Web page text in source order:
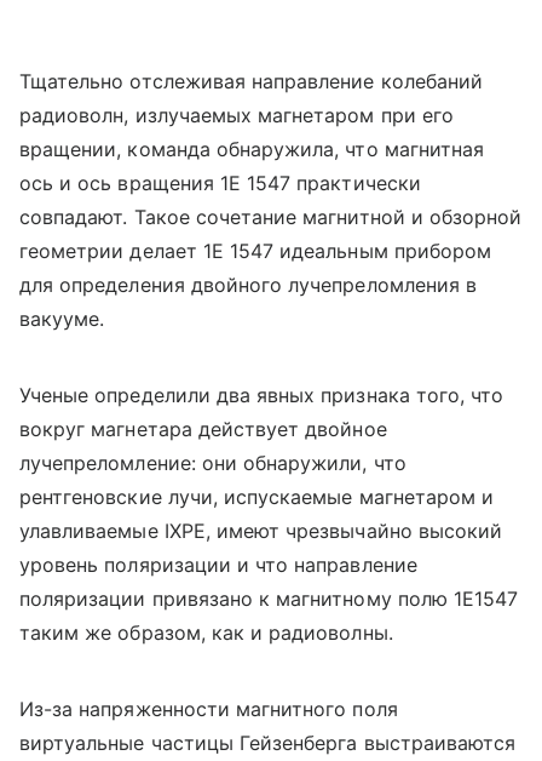
Тщательно отслеживая направление колебаний
радиоволн, излучаемых магнетаром при его
вращении, команда обнаружила, что магнитная
ось и ось вращения 1E 1547 практически
совпадают. Такое сочетание магнитной и обзорной
геометрии делает 1E 1547 идеальным прибором
для определения двойного лучепреломления в
вакууме.
Ученые определили два явных признака того, что
вокруг магнетара действует двойное
лучепреломление: они обнаружили, что
рентгеновские лучи, испускаемые магнетаром и
улавливаемые IXPE, имеют чрезвычайно высокий
уровень поляризации и что направление
поляризации привязано к магнитному полю 1E1547
таким же образом, как и радиоволны.
Из-за напряженности магнитного поля
виртуальные частицы Гейзенберга выстраиваются